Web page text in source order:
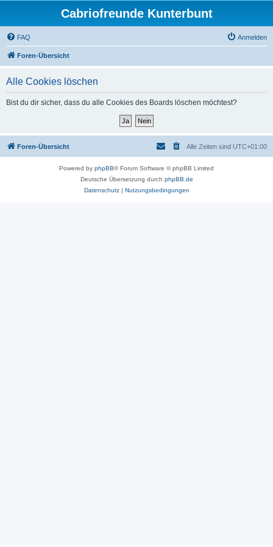
Cabriofreunde Kunterbunt
FAQ Anmelden
Foren-Übersicht
Alle Cookies löschen
Bist du dir sicher, dass du alle Cookies des Boards löschen möchtest?
Foren-Übersicht Alle Zeiten sind UTC+01:00
Powered by phpBB® Forum Software © phpBB Limited
Deutsche Übersetzung durch phpBB.de
Datenschutz| Nutzungsbedingungen